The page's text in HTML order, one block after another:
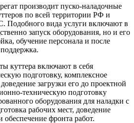
производит пуско-наладочные
по всей территории РФ и
Подобного вида услуги включают в
запуск оборудования, но и его
обучение персонала и после
куттера включают в себя
подготовку, комплексное
загрузки его до проектной
техническую подготовку
оборудования для наладки с
рабочих мест, доведение
обеспечение фронта работ.